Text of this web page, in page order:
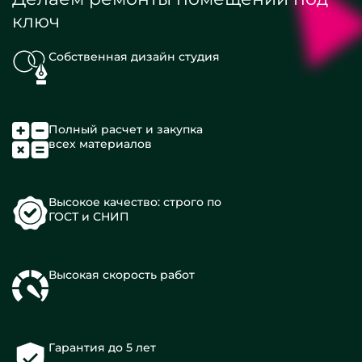
ключ
Собственная дизайн студия
Полный расчет и закупка
всех материалов
Высокое качество: строго по
ГОСТ и СНИП
Высокая скорость работ
Гарантия до 5 лет